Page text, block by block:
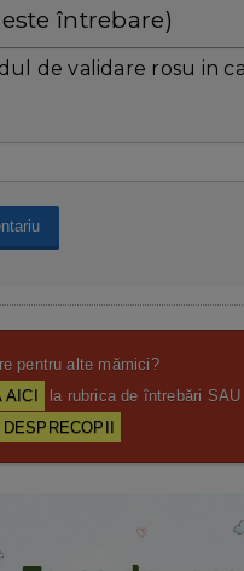
întrebare)
de validare rosu in
pentru alte mămici?
AICI
la rubrica de întrebări SAU